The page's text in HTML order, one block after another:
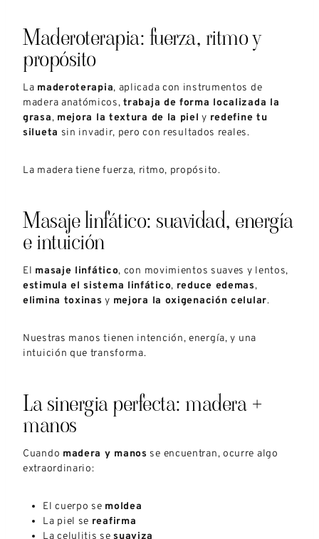
Maderoterapia: fuerza, ritmo y
propósito
La maderoterapia, aplicada con instrumentos de
madera anatómicos,trabaja de forma localizada la
grasa, mejora la textura de la piel y redefine tu
silueta sin invadir, pero con resultados reales.
La madera tiene fuerza, ritmo, propósito.
Masaje linfático: suavidad, energía
e intuición
El masaje linfático, con movimientos suaves y lentos,
estimula el sistema linfático, reduce edemas,
elimina toxinas y mejora la oxigenación celular.
Nuestras manos tienen intención, energía, y una
intuición que transforma.
La sinergia perfecta: madera +
manos
Cuando madera y manos se encuentran, ocurre algo
extraordinario:
El cuerpo se moldea
La piel se reafirma
La celulitis sesuaviza